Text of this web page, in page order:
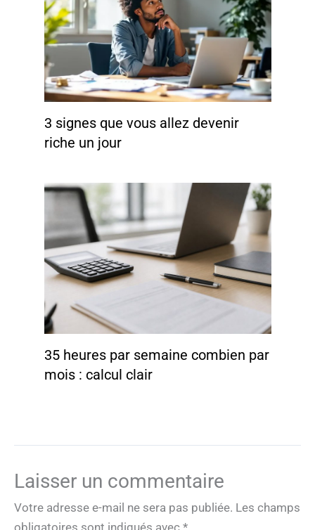
3 signes que vous allez devenir
riche un jour
35 heures par semaine combien par
mois : calcul clair
Laisser un commentaire
Votre adresse e-mail ne sera pas publiée. Les champs
obligatoires sont indiqués avec *